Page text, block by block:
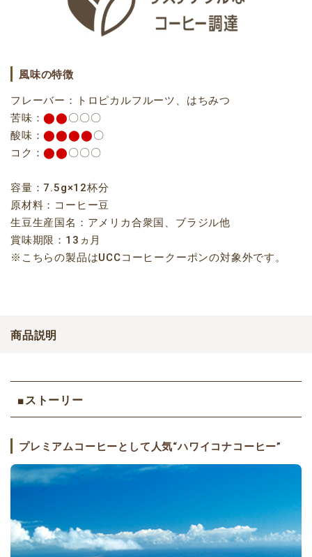
風味の特徴
フレーバー：トロピカルフルーツ、はちみつ
苦味：⬤⬤〇〇〇
酸味：⬤⬤⬤⬤〇
コク：⬤⬤〇〇〇
容量：7.5g×12杯分
原材料：コーヒー豆
生豆生産国名：アメリカ合衆国、ブラジル他
賞味期限：13ヵ月
※こちらの製品はUCCコーヒークーポンの対象外です。
商品説明
■ストーリー
プレミアムコーヒーとして人気“ハワイコナコーヒー”